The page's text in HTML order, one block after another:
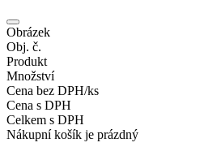
Obrázek
Obj. č.
Produkt
Množství
Cena bez DPH/ks
Cena s DPH
Celkem s DPH
Nákupní košík je prázdný